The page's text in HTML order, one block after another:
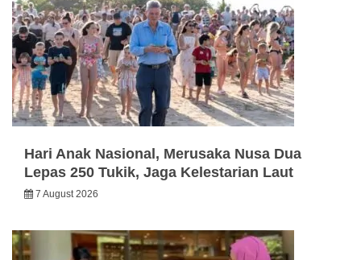
Hari Anak Nasional, Merusaka Nusa Dua
Lepas 250 Tukik, Jaga Kelestarian Laut
7 August 2026